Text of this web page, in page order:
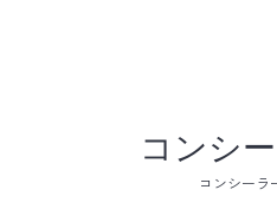
コンシ
コンシーラ